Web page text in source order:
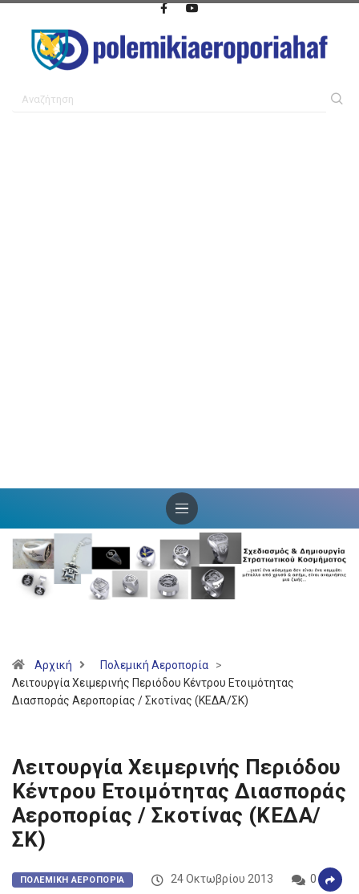
Αρχική Πολεμική Αεροπορία
>
Λειτουργία Χειμερινής Περιόδου Κέντρου Ετοιμότητας
Διασποράς Αεροπορίας / Σκοτίνας (ΚΕΔΑ/ΣΚ)
Λειτουργία Χειμερινής Περιόδου
Κέντρου Ετοιμότητας Διασποράς
Αεροπορίας / Σκοτίνας (ΚΕΔΑ/
ΣΚ)
ΠΟΛΕΜΙΚΉ ΑΕΡΟΠΟΡΊΑ 24 Οκτωβρίου 2013 0